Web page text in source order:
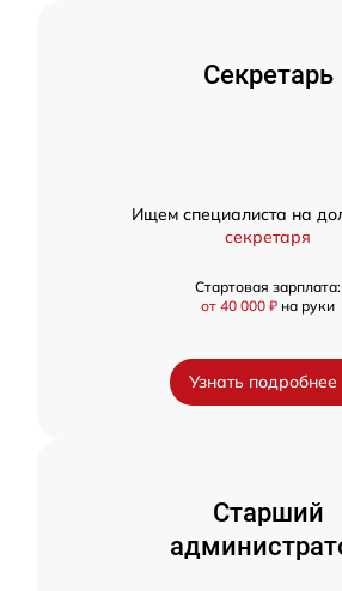
Секретарь
Ищем специалиста на
секретаря
Стартовая зарплата:
от 40 000 ₽ на руки
Узнать подробнее
Старший